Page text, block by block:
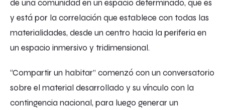
de una comunidad en un espacio determinado, que es
y está por la correlación que establece con todas las
materialidades, desde un centro hacia la periferia en
un espacio inmersivo y tridimensional.
“Compartir un habitar” comenzó con un conversatorio
sobre el material desarrollado y su vínculo con la
contingencia nacional, para luego generar un